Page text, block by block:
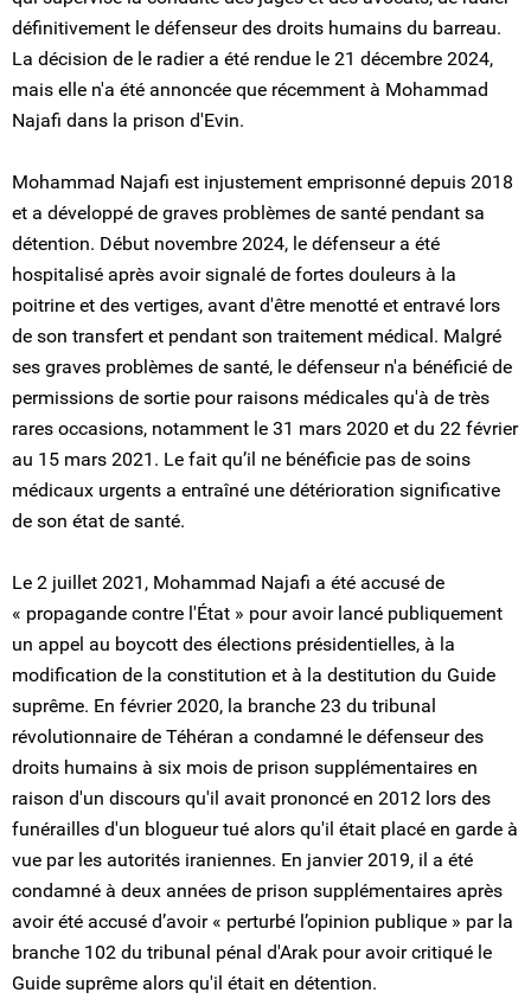
définitivement le défenseur des droits humains du barreau.
La décision de le radier a été rendue le 21 décembre 2024,
mais elle n'a été annoncée que récemment à Mohammad
Najafi dans la prison d'Evin.
Mohammad Najafi est injustement emprisonné depuis 2018
et a développé de graves problèmes de santé pendant sa
détention. Début novembre 2024, le défenseur a été
hospitalisé après avoir signalé de fortes douleurs à la
poitrine et des vertiges, avant d'être menotté et entravé lors
de son transfert et pendant son traitement médical. Malgré
ses graves problèmes de santé, le défenseur n'a bénéficié de
permissions de sortie pour raisons médicales qu'à de très
rares occasions, notamment le 31 mars 2020 et du 22 février
au 15 mars 2021. Le fait qu’il ne bénéficie pas de soins
médicaux urgents a entraîné une détérioration significative
de son état de santé.
Le 2 juillet 2021, Mohammad Najafi a été accusé de
« propagande contre l'État » pour avoir lancé publiquement
un appel au boycott des élections présidentielles, à la
modification de la constitution et à la destitution du Guide
suprême. En février 2020, la branche 23 du tribunal
révolutionnaire de Téhéran a condamné le défenseur des
droits humains à six mois de prison supplémentaires en
raison d'un discours qu'il avait prononcé en 2012 lors des
funérailles d'un blogueur tué alors qu'il était placé en garde à
vue par les autorités iraniennes. En janvier 2019, il a été
condamné à deux années de prison supplémentaires après
avoir été accusé d’avoir « perturbé l’opinion publique » par la
branche 102 du tribunal pénal d'Arak pour avoir critiqué le
Guide suprême alors qu'il était en détention.